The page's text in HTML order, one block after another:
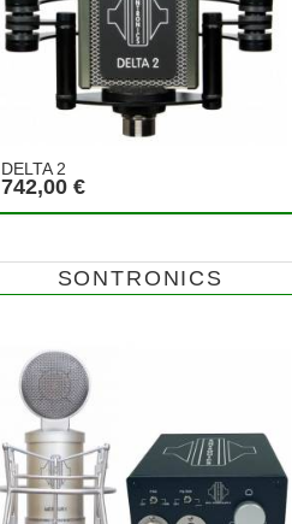
DELTA 2
742,00 €
SONTRONICS